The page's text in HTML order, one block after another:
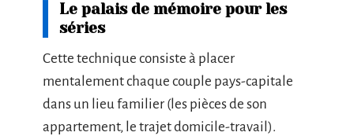
Le palais de mémoire pour les
séries
Cette technique consiste à placer
mentalement chaque couple pays-capitale
dans un lieu familier (les pièces de son
appartement, le trajet domicile-travail).